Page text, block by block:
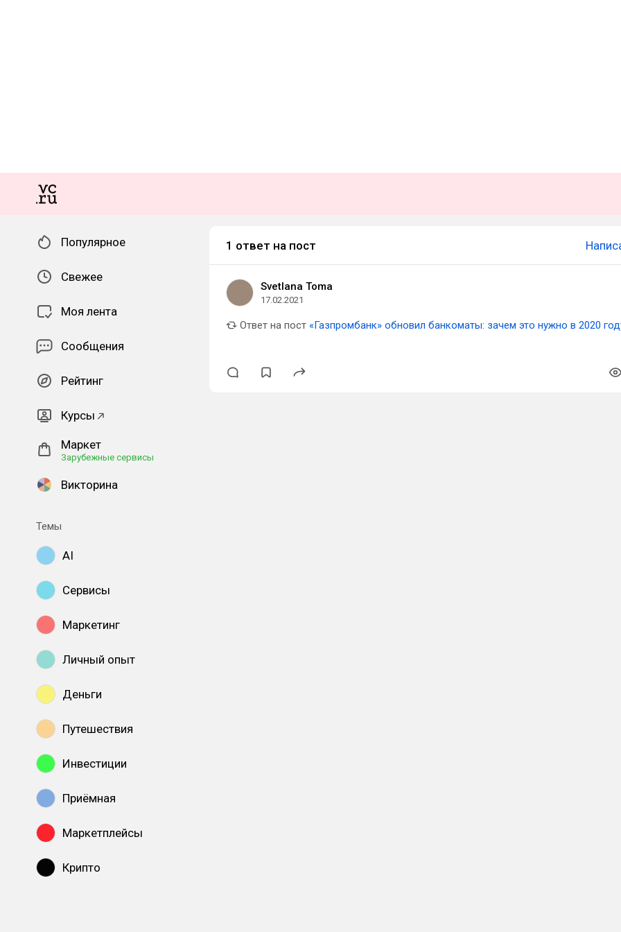
Популярное
Свежее
Моя лента
Сообщения
Рейтинг
Курсы
Маркет
Зарубежные сервисы
Викторина
Темы
AI
Сервисы
Маркетинг
Личный опыт
Деньги
Путешествия
Инвестиции
Приёмная
Маркетплейсы
Крипто
1 ответ на пост
Svetlana Toma
17.02.2021
Ответ на пост «Газпромбанк» обновил банкоматы: зачем это нужно в 2020